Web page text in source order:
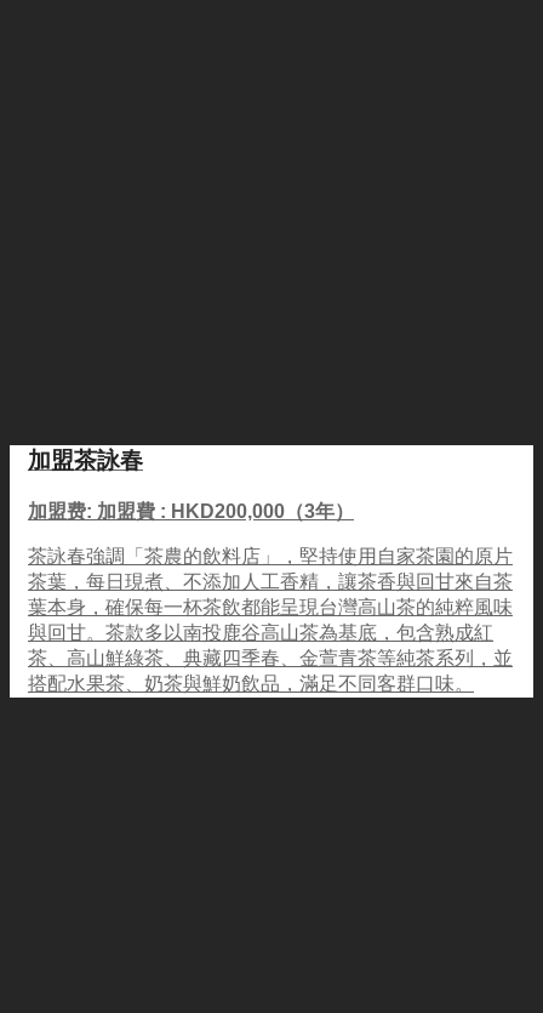
加盟茶詠春
加盟费: 加盟費 : HKD200,000（3年）
茶詠春強調「茶農的飲料店」，堅持使用自家茶園的原片
茶葉，每日現煮、不添加人工香精，讓茶香與回甘來自茶
葉本身，確保每一杯茶飲都能呈現台灣高山茶的純粹風味
與回甘。茶款多以南投鹿谷高山茶為基底，包含熟成紅
茶、高山鮮綠茶、典藏四季春、金萱青茶等純茶系列，並
搭配水果茶、奶茶與鮮奶飲品，滿足不同客群口味。